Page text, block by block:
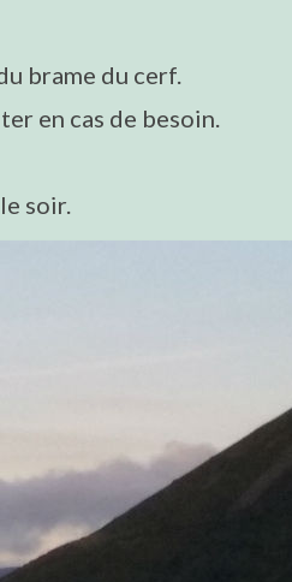
brame du cerf.
en cas de besoin.
soir.